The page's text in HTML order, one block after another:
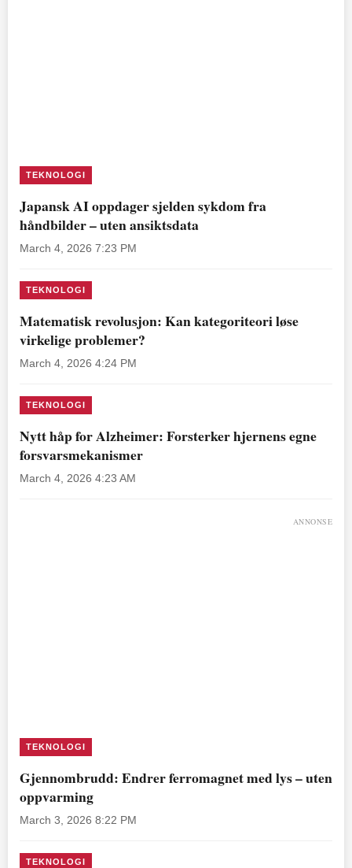
TEKNOLOGI
Japansk AI oppdager sjelden sykdom fra
håndbilder – uten ansiktsdata
March 4, 2026 7:23 PM
TEKNOLOGI
Matematisk revolusjon: Kan kategoriteori løse
virkelige problemer?
March 4, 2026 4:24 PM
TEKNOLOGI
Nytt håp for Alzheimer: Forsterker hjernens egne
forsvarsmekanismer
March 4, 2026 4:23 AM
ANNONSE
TEKNOLOGI
Gjennombrudd: Endrer ferromagnet med lys – uten
oppvarming
March 3, 2026 8:22 PM
TEKNOLOGI